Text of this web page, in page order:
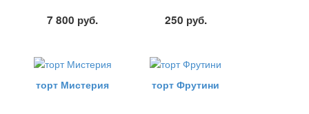
7 800 руб. 250 руб.
торт Мистерия торт Фрутини